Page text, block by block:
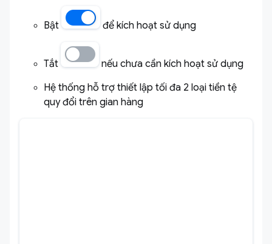
Bật để kích hoạt sử dụng
Tắt
nếu chưa cần kích hoạt sử dụng
Hệ thống hỗ trợ thiết lập tối đa 2 loại tiền tệ
quy đổi trên gian hàng